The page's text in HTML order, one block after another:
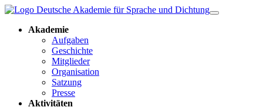
Akademie
Aufgaben
Geschichte
Mitglieder
Organisation
Satzung
Presse
Aktivitäten